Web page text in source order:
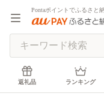
Pontaポイントでふるさと
返礼品 ランキング